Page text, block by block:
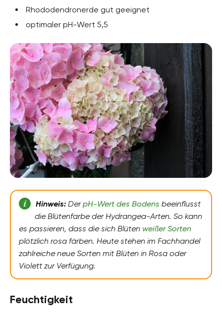
Rhododendronerde gut geeignet
optimaler pH-Wert 5,5
Hinweis:DerpH-Wert des Bodens beeinflusst
die Blütenfarbe der Hydrangea-Arten. So kann
es passieren, dass die sich Blüten weißer Sorten
plötzlich rosa färben. Heute stehen im Fachhandel
zahlreiche neue Sorten mit Blüten in Rosa oder
Violett zur Verfügung.
Feuchtigkeit